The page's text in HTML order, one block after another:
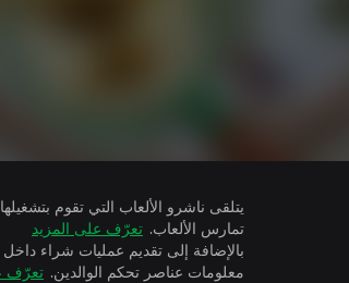
تمارس الألعاب. تعرّف على المزيد
بالإضافة إلى تقديم عمليات شراء داخل
معلومات عناصر تحكم الوالدين. تعرّف